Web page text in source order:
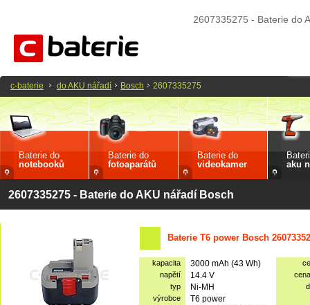
2607335275 - Baterie do
Baterie do
notebooků
Baterie do
fotoaparátů
Baterie do
videokamer
aku
2607335275 - Baterie do AKU nářadí Bosch
Baterie T6 power Bosch
kapacita 3000 mAh (43 Wh)
napětí
14.4 V
typ
Ni-MH
výrobce
T6 power
c-baterie do AKU nářadí Bosch 2607335275